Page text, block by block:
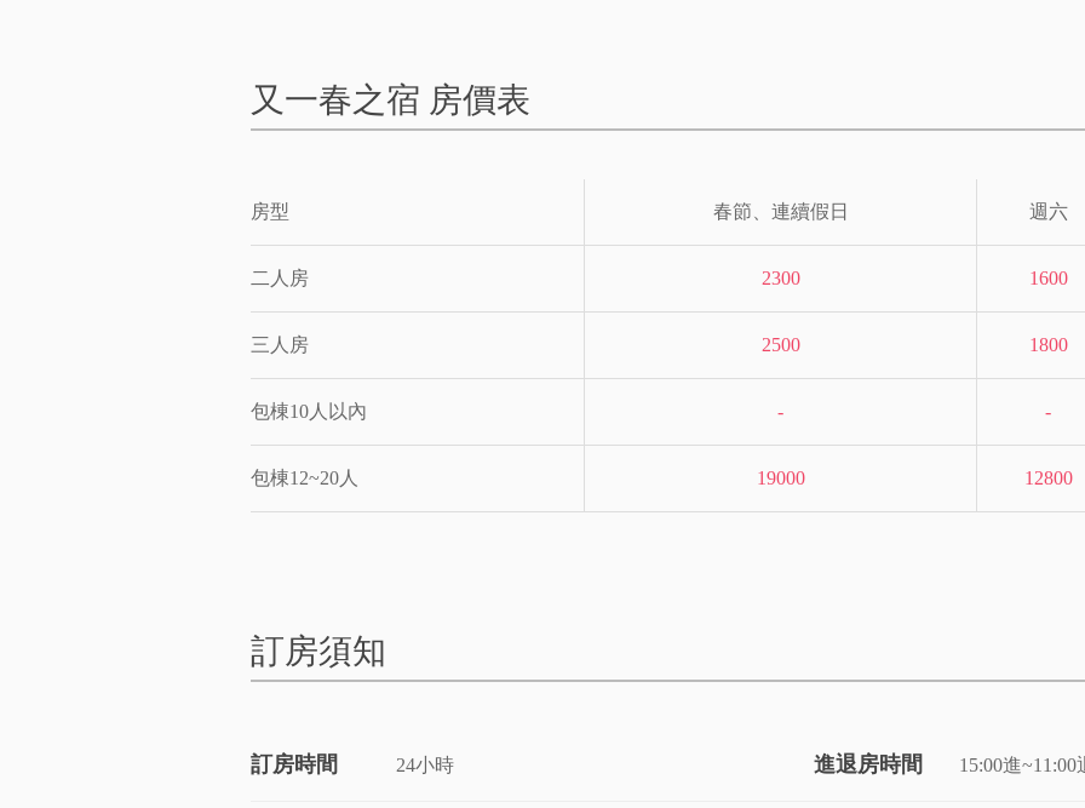
又一春之宿 房價表
房型 春節、連續假日 週六
二人房 2300 1600
三人房 2500 1800
包棟10人以內 - -
包棟12~20人 19000 12800
訂房須知
訂房時間 24小時 進退房時間 15:00進~11:00